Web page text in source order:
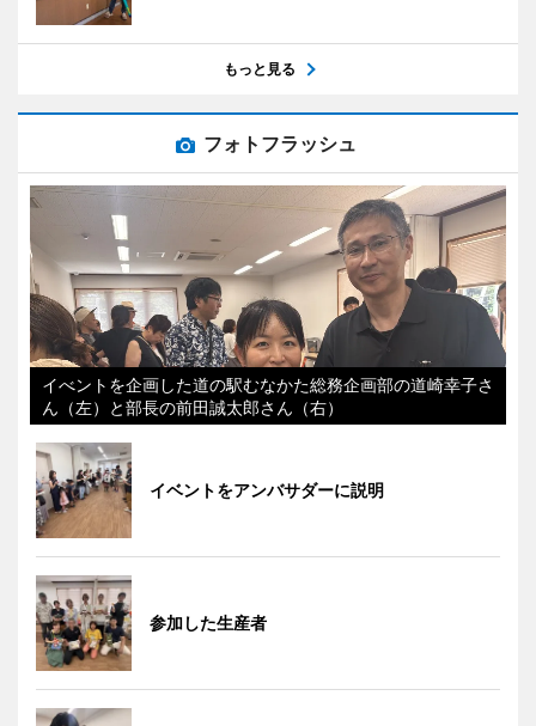
もっと見る
フォトフラッシュ
イべントを企画した道の駅むなかた総務企画部の道崎幸子さ
ん（左）と部長の前田誠太郎さん（右）
イベントをアンバサダーに説明
参加した生産者